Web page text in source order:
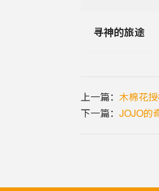
寻神的旅途
上一篇：木棉花
下一篇：JOJO的